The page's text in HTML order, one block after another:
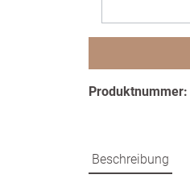
Beschreibung